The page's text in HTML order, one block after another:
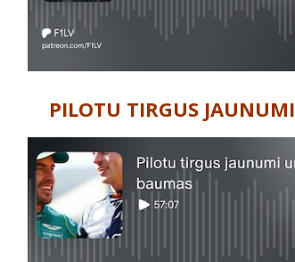
PILOTU TIRGUS JAUNUMI